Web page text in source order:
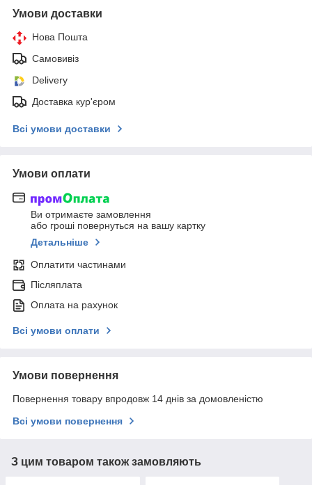
Умови доставки
Нова Пошта
Самовивіз
Delivery
Доставка кур'єром
Всі умови доставки
Умови оплати
Ви отримаєте замовлення
або гроші повернуться на вашу картку
Детальніше
Оплатити частинами
Післяплата
Оплата на рахунок
Всі умови оплати
Умови повернення
Повернення товару впродовж 14 днів за домовленістю
Всі умови повернення
З цим товаром також замовляють